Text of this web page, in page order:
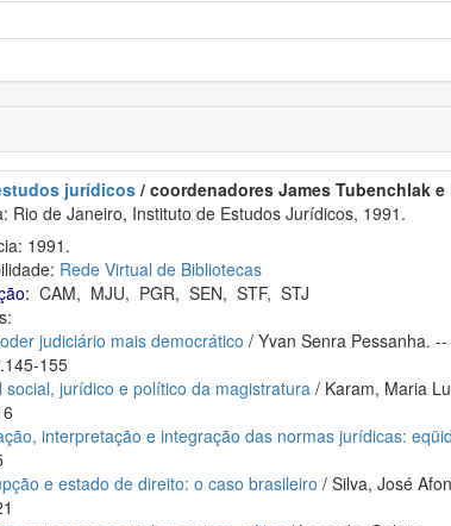
jurídicos / coordenadores James Tubenchlak
Rio de Janeiro, Instituto de Estudos Jurídicos, 1991.
1991.
Rede Virtual de Bibliotecas
CAM, MJU, PGR, SEN, STF, STJ
judiciário mais democrático / Yvan Senra Pessanha. --
155
social, jurídico e político da magistratura / Karam, Maria
interpretação e integração das normas jurídicas:
e estado de direito: o caso brasileiro / Silva, José